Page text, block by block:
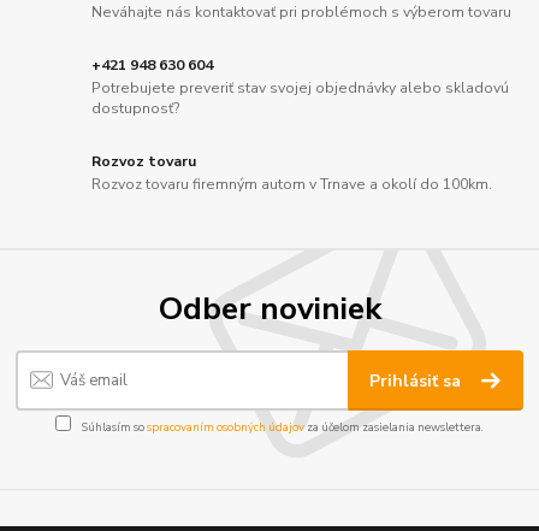
Neváhajte nás kontaktovať pri problémoch s výberom tovaru
+421 948 630 604
Potrebujete preveriť stav svojej objednávky alebo skladovú
dostupnosť?
Rozvoz tovaru
Rozvoz tovaru firemným autom v Trnave a okolí do 100km.
Odber noviniek
Prihlásiť sa
Súhlasím sospracovaním osobných údajov za účelom zasielania newslettera.